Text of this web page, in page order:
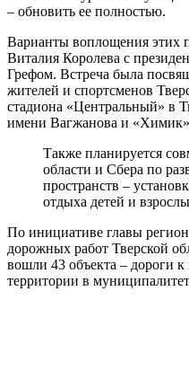
– обновить ее полностью.
Варианты воплощения этих
Виталия Королева с
Грефом. Встреча была
жителей и спортсменов
стадиона «Центральный» в
имени Вагжанова и
Также планируется
области и Сбера по
пространств –
отдыха детей и
По инициативе главы
дорожных работ Тверской
вошли 43 объекта – дороги
территории в